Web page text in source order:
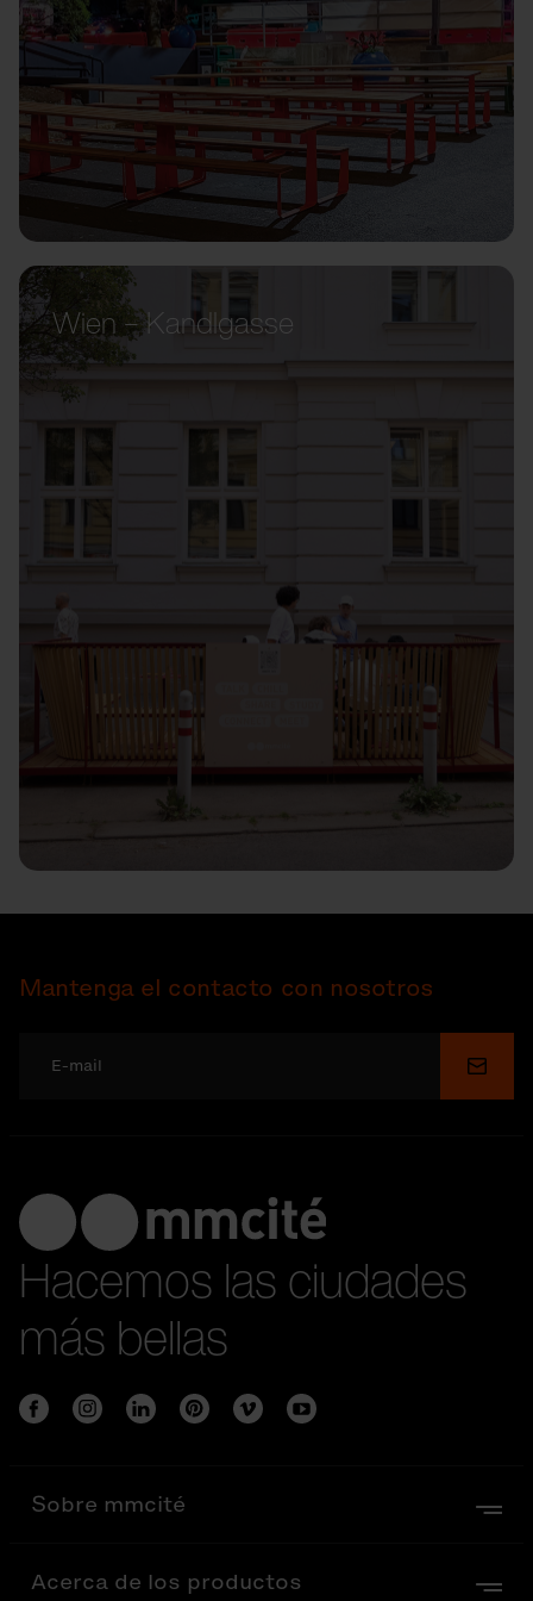
Wien – Kandlgasse
Mantenga el contacto con nosotros
Enviar
Hacemos las ciudades
más bellas
Sobre mmcité
Acerca de los productos